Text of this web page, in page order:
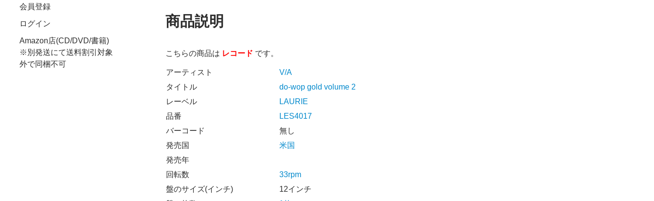
会員登録
ログイン
Amazon店(CD/DVD/書籍)
※別発送にて送料割引対象
外で同梱不可
商品説明
こちらの商品は レコード です。
アーティスト
V/A
タイトル
do-wop gold volume 2
レーベル
LAURIE
品番
LES4017
バーコード
無し
発売国
米国
発売年
回転数
33rpm
盤のサイズ(インチ)
12インチ